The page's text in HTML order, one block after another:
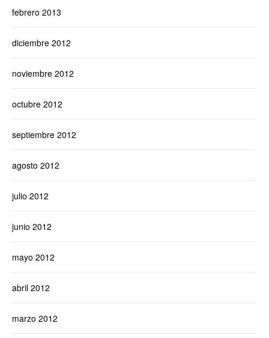
febrero 2013
diciembre 2012
noviembre 2012
octubre 2012
septiembre 2012
agosto 2012
julio 2012
junio 2012
mayo 2012
abril 2012
marzo 2012